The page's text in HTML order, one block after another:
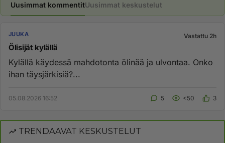
Uusimmat kommentitUusimmat keskustelut
JUUKA Vastattu 2h
Ölisijät kylällä
Kylällä käydessä mahdotonta ölinää ja ulvontaa. Onko
ihan täysjärkisiä?...
05.08.2026 16:52 5 <50 3
TRENDAAVAT KESKUSTELUT